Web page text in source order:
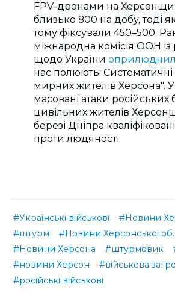
FPV-дронами на
близько 800 на добу, тоді
тому фіксували 450–500.
міжнародна комісія ООН із
щодо України
нас полюють: Систематичні
мирних жителів Херсона".
масовані атаки російських
цивільних жителів
березі Дніпра
проти людяності.
#Українські військові
#Новини
#штурм
#Новини Херсонської
#Новини Херсона
#штурмовик
#новини Херсон
#військова
#російські військові